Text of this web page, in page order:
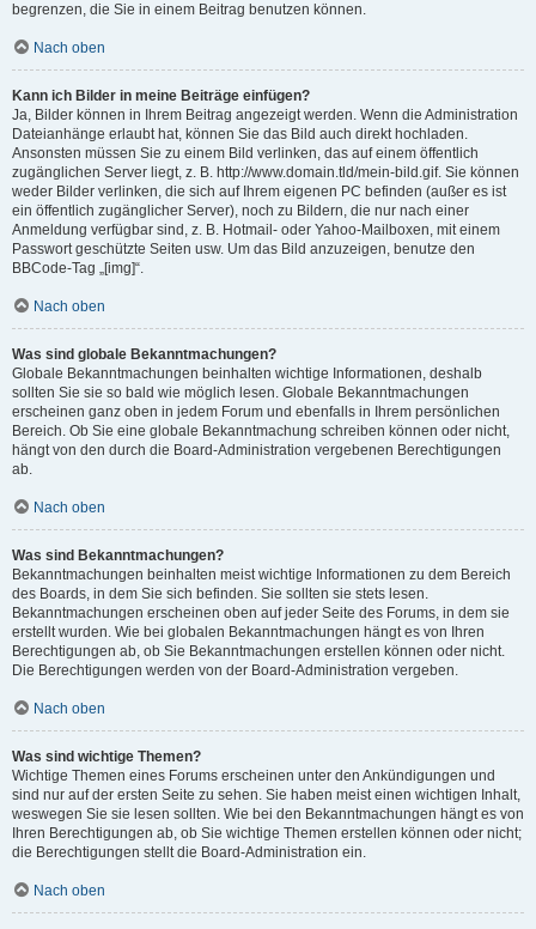
begrenzen, die Sie in einem Beitrag benutzen können.
Nach oben
Kann ich Bilder in meine Beiträge einfügen?
Ja, Bilder können in Ihrem Beitrag angezeigt werden. Wenn die Administration
Dateianhänge erlaubt hat, können Sie das Bild auch direkt hochladen.
Ansonsten müssen Sie zu einem Bild verlinken, das auf einem öffentlich
zugänglichen Server liegt, z. B. http://www.domain.tld/mein-bild.gif. Sie können
weder Bilder verlinken, die sich auf Ihrem eigenen PC befinden (außer es ist
ein öffentlich zugänglicher Server), noch zu Bildern, die nur nach einer
Anmeldung verfügbar sind, z. B. Hotmail- oder Yahoo-Mailboxen, mit einem
Passwort geschützte Seiten usw. Um das Bild anzuzeigen, benutze den
BBCode-Tag „[img]“.
Nach oben
Was sind globale Bekanntmachungen?
Globale Bekanntmachungen beinhalten wichtige Informationen, deshalb
sollten Sie sie so bald wie möglich lesen. Globale Bekanntmachungen
erscheinen ganz oben in jedem Forum und ebenfalls in Ihrem persönlichen
Bereich. Ob Sie eine globale Bekanntmachung schreiben können oder nicht,
hängt von den durch die Board-Administration vergebenen Berechtigungen
ab.
Nach oben
Was sind Bekanntmachungen?
Bekanntmachungen beinhalten meist wichtige Informationen zu dem Bereich
des Boards, in dem Sie sich befinden. Sie sollten sie stets lesen.
Bekanntmachungen erscheinen oben auf jeder Seite des Forums, in dem sie
erstellt wurden. Wie bei globalen Bekanntmachungen hängt es von Ihren
Berechtigungen ab, ob Sie Bekanntmachungen erstellen können oder nicht.
Die Berechtigungen werden von der Board-Administration vergeben.
Nach oben
Was sind wichtige Themen?
Wichtige Themen eines Forums erscheinen unter den Ankündigungen und
sind nur auf der ersten Seite zu sehen. Sie haben meist einen wichtigen Inhalt,
weswegen Sie sie lesen sollten. Wie bei den Bekanntmachungen hängt es von
Ihren Berechtigungen ab, ob Sie wichtige Themen erstellen können oder nicht;
die Berechtigungen stellt die Board-Administration ein.
Nach oben